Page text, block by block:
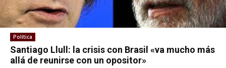
Política
Santiago Llull: la crisis con Brasil «va mucho más
allá de reunirse con un opositor»